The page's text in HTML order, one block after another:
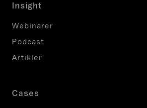
Insight
Webinarer
Podcast
Artikler
Cases